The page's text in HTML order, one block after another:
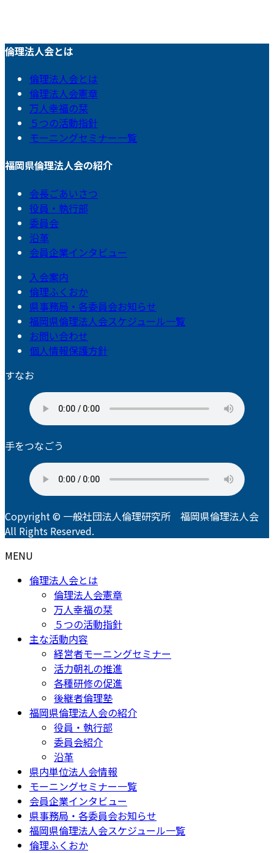
倫理法人会とは
倫理法人会とは
倫理法人会憲章
万人幸福の栞
５つの活動指針
モーニングセミナー一覧
福岡県倫理法人会の紹介
会長ごあいさつ
役員・執行部
委員会
沿革
会員企業インタビュー
入会案内
倫理ふくおか
県事務局・各委員会お知らせ
福岡県倫理法人会スケジュール一覧
お問い合わせ
個人情報保護方針
すなお
手をつなごう
Copyright © 一般社団法人倫理研究所 福岡県倫理法人会
All Rights Reserved.
MENU
倫理法人会とは
倫理法人会憲章
万人幸福の栞
５つの活動指針
主な活動内容
経営者モーニングセミナー
活力朝礼の推進
各種研修の促進
後継者倫理塾
福岡県倫理法人会の紹介
役員・執行部
委員会紹介
沿革
県内単位法人会情報
モーニングセミナー一覧
会員企業インタビュー
県事務局・各委員会お知らせ
福岡県倫理法人会スケジュール一覧
倫理ふくおか